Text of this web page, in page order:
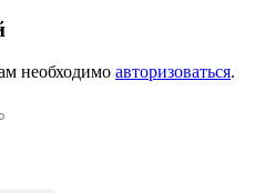
необходимо авторизоваться.